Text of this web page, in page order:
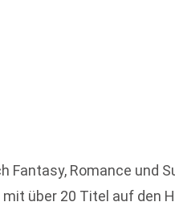
Fantasy, Romance und
über 20 Titel auf den